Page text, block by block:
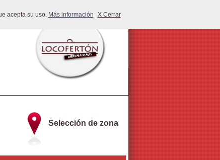
acepta su uso. Más información X Cerrar
Selección de zona